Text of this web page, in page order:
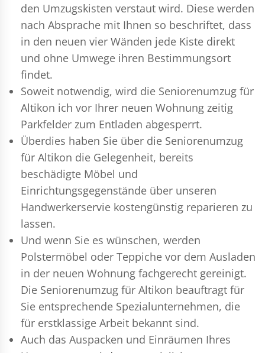
den Umzugskisten verstaut wird. Diese werden
nach Absprache mit Ihnen so beschriftet, dass
in den neuen vier Wänden jede Kiste direkt
und ohne Umwege ihren Bestimmungsort
findet.
Soweit notwendig, wird die Seniorenumzug für
Altikon ich vor Ihrer neuen Wohnung zeitig
Parkfelder zum Entladen abgesperrt.
Überdies haben Sie über die Seniorenumzug
für Altikon die Gelegenheit, bereits
beschädigte Möbel und
Einrichtungsgegenstände über unseren
Handwerkerservie kostengünstig reparieren zu
lassen.
Und wenn Sie es wünschen, werden
Polstermöbel oder Teppiche vor dem Ausladen
in der neuen Wohnung fachgerecht gereinigt.
Die Seniorenumzug für Altikon beauftragt für
Sie entsprechende Spezialunternehmen, die
für erstklassige Arbeit bekannt sind.
Auch das Auspacken und Einräumen Ihres